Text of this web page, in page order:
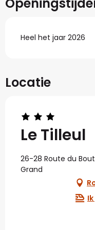
Heel het jaar 2026
Locatie
Le Tilleul
26-28 Route du
Grand